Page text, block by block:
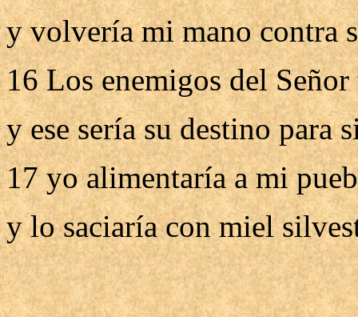
y volvería mi mano contra
16 Los enemigos del
y ese sería su destino para
17 yo alimentaría a mi
y lo saciaría con miel